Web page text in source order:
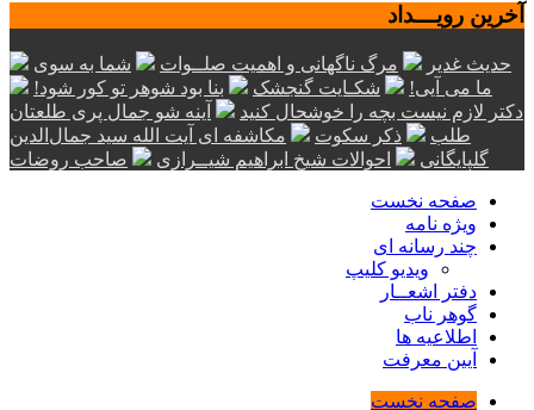
آخرین رویـــداد
حدیث غدیر مرگ ناگهانی و اهمیت صلــوات
شما به سوی
ما می آیی!
شکـایت گنجشک
بنا بود شوهر تو کور شود!
دکتر لازم نیست بچه را خوشحال کنید
آینه شو جمال پری طلعتان
طلب
ذکر سکوت
مکاشفه ای آیت الله سید جمال‌الدین
گلپایگانی
احوالات شیخ ابراهیم شیــرازی صاحب روضات
صفحه نخست
ویژه نامه
چند رسانه ای
ویدیو کلیپ
دفتر اشعــار
گوهر ناب
اطلاعیه ها
آیین معرفت
صفحه نخست